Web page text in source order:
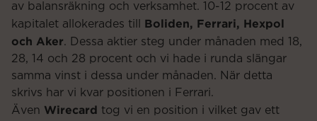
av balansräkning och verksamhet. 10-12 procent av
kapitalet allokerades till Boliden, Ferrari, Hexpol
och Aker. Dessa aktier steg under månaden med 18,
28, 14 och 28 procent och vi hade i runda slängar
samma vinst i dessa under månaden. När detta
skrivs har vi kvar positionen i Ferrari.
Även Wirecard tog vi en position i vilket gav ett